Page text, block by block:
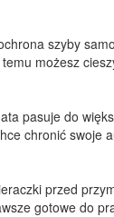
szyby
możesz
pasuje do
chronić swoje
przed
gotowe do